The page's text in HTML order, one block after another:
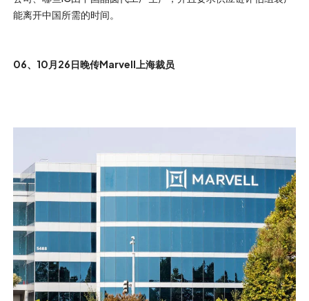
能离开中国所需的时间。
06、10月26日晚传Marvell上海裁员